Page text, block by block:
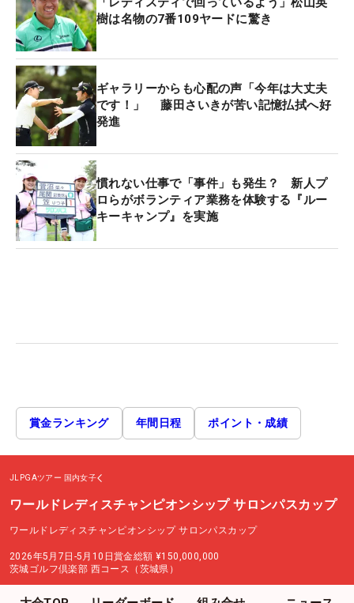
樹は名物の7番109ヤードに驚き
ギャラリーからも心配の声「今年は大丈夫
です！」 藤田さいきが苦い記憶払拭へ好
発進
慣れない仕事で「事件」も発生？ 新人プ
ロらがボランティア業務を体験する『ルー
キーキャンプ』を実施
賞金ランキング 年間日程 ポイント・成績
JLPGAツアー 国内女子
ワールドレディスチャンピオンシップ サロンパスカップ
ワールドレディスチャンピオンシップ サロンパスカップ
2026年5月7日-5月10日賞金総額 ¥150,000,000
茨城ゴルフ倶楽部 西コース（茨城県）